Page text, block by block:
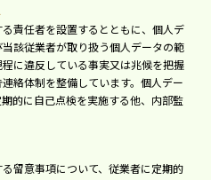
責任者を設置するとともに、個⼈デ
該従業者が取り扱う個⼈データの範
に違反している事実⼜は兆候を把握
絡体制を整備しています。個⼈デー
的に⾃⼰点検を実施する他、内部監
留意事項について、従業者に定期的